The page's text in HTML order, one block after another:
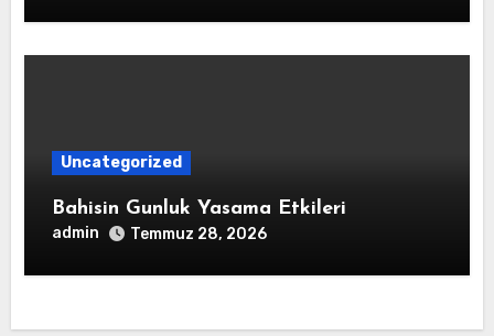
Uncategorized
Bahisin Gunluk Yasama Etkileri
admin Temmuz 28, 2026